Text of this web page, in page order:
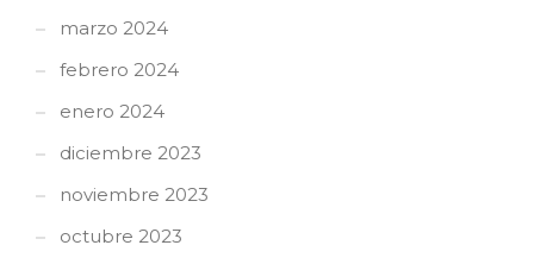
marzo 2024
febrero 2024
enero 2024
diciembre 2023
noviembre 2023
octubre 2023